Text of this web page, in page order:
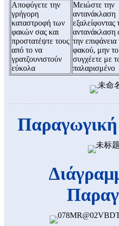
Αποφύγετε την
γρήγορη
καταστροφή των
φακών σας και
προστατέψτε τους
από το να
γρατζουνιστούν
εύκολα
Μειώστε την
αντανάκλαση
εξαλείφοντας
αντανάκλαση
την επιφάνεια
φακού, μην το
συγχέετε με
παλαρισμένο
Παραγωγική